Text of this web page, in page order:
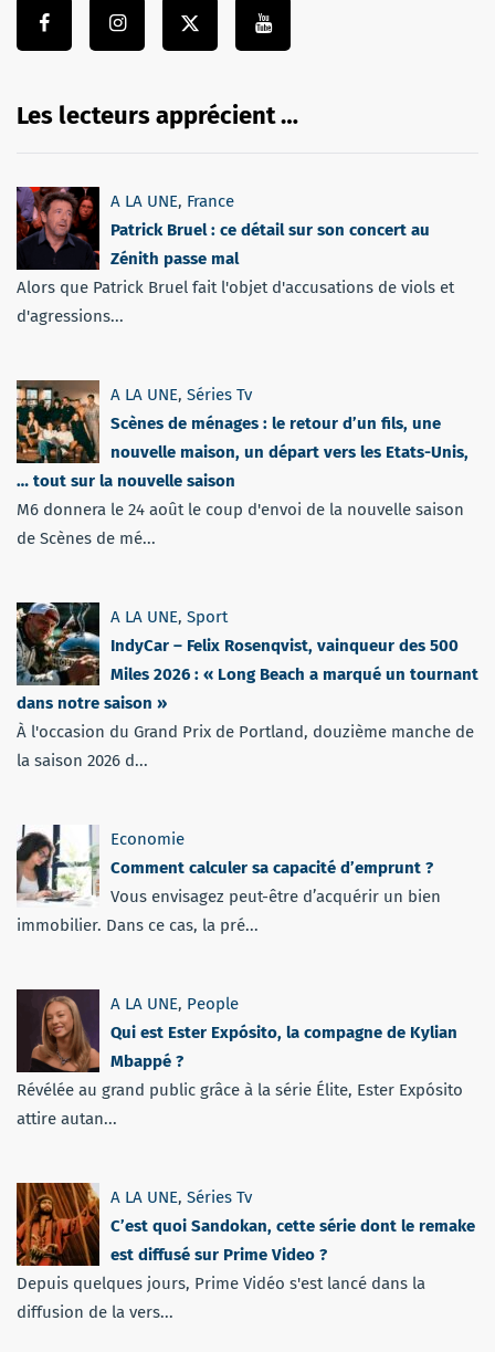
Les lecteurs apprécient …
A LA UNE, France
Patrick Bruel : ce détail sur son concert au
Zénith passe mal
Alors que Patrick Bruel fait l'objet d'accusations de viols et
d'agressions...
A LA UNE, Séries Tv
Scènes de ménages : le retour d’un fils, une
nouvelle maison, un départ vers les Etats-Unis,
… tout sur la nouvelle saison
M6 donnera le 24 août le coup d'envoi de la nouvelle saison
de Scènes de mé...
A LA UNE, Sport
IndyCar – Felix Rosenqvist, vainqueur des 500
Miles 2026 : « Long Beach a marqué un tournant
dans notre saison »
À l'occasion du Grand Prix de Portland, douzième manche de
la saison 2026 d...
Economie
Comment calculer sa capacité d’emprunt ?
Vous envisagez peut-être d’acquérir un bien
immobilier. Dans ce cas, la pré...
A LA UNE, People
Qui est Ester Expósito, la compagne de Kylian
Mbappé ?
Révélée au grand public grâce à la série Élite, Ester Expósito
attire autan...
A LA UNE, Séries Tv
C’est quoi Sandokan, cette série dont le remake
est diffusé sur Prime Video ?
Depuis quelques jours, Prime Vidéo s'est lancé dans la
diffusion de la vers...